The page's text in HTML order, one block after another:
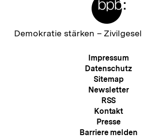
Zur
Demokratie stärken –
Meta-
Impressum
Datenschutz
Sitemap
Newsletter
RSS
Kontakt
Presse
Barriere melden